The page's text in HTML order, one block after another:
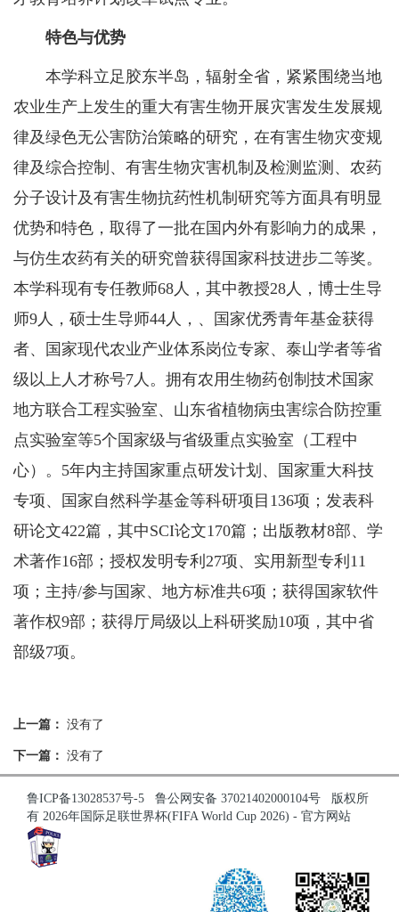
特色与优势
本学科立足胶东半岛，辐射全省，紧紧围绕当地
农业生产上发生的重大有害生物开展灾害发生发展规
律及绿色无公害防治策略的研究，在有害生物灾变规
律及综合控制、有害生物灾害机制及检测监测、农药
分子设计及有害生物抗药性机制研究等方面具有明显
优势和特色，取得了一批在国内外有影响力的成果，
与仿生农药有关的研究曾获得国家科技进步二等奖。
本学科现有专任教师68人，其中教授28人，博士生导
师9人，硕士生导师44人，、国家优秀青年基金获得
者、国家现代农业产业体系岗位专家、泰山学者等省
级以上人才称号7人。拥有农用生物药创制技术国家
地方联合工程实验室、山东省植物病虫害综合防控重
点实验室等5个国家级与省级重点实验室（工程中
心）。5年内主持国家重点研发计划、国家重大科技
专项、国家自然科学基金等科研项目136项；发表科
研论文422篇，其中SCI论文170篇；出版教材8部、学
术著作16部；授权发明专利27项、实用新型专利11
项；主持/参与国家、地方标准共6项；获得国家软件
著作权9部；获得厅局级以上科研奖励10项，其中省
部级7项。
上一篇： 没有了
下一篇： 没有了
鲁ICP备13028537号-5 鲁公网安备 37021402000104号
版权所
有 2026年国际足联世界杯(FIFA World Cup 2026) - 官方网站